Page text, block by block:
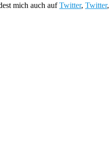
mich auch aufTwitter, Twitter,